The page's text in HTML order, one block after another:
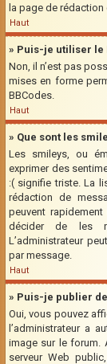
la page de
Haut
» Puis-je utiliser le
Non, il n’est pas
mises en forme
BBCodes.
Haut
» Que sont les
Les smileys, ou
exprimer des
:( signifie triste. La
rédaction de
peuvent
décider de les
L’administrateur
par message.
Haut
» Puis-je publier
Oui, vous pouvez
l’administrateur a
image sur le forum.
serveur Web